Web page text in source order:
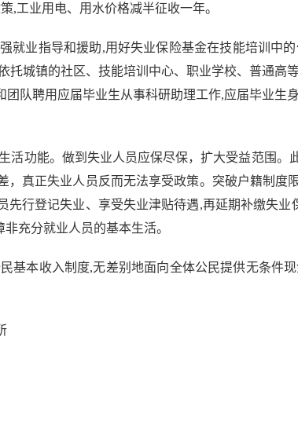
,工业用电、用水价格减半征收一年。
业指导和援助,用好失业保险基金在技能培训中
托城镇的社区、技能培训中心、职业学校、普通高
队聘用应届毕业生从事科研助理工作,应届毕业生
功能。做到失业人员应保尽保，扩大受益范围。
真正失业人员反而无法享受政策。突破户籍制度
行登记失业、享受失业津贴待遇,再延期补缴失
充分就业人员的基本生活。
本收入制度,无差别地面向全体公民提供无条件